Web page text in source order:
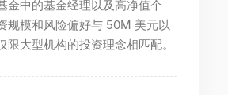
金中的基金经理以及高净值个
规模和风险偏好与 50M 美元以
限大型机构的投资理念相匹配。